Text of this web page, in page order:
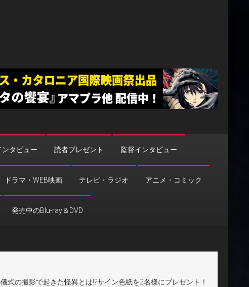
ンタビュー 読者プレゼント 監督インタビュー
ドラマ・WEB映画 テレビ・ラジオ アニメ・コミック
発売中のBlu-ray＆DVD
の撮影で起きた怪異とは!?サイン色紙を2名様にプレゼント！